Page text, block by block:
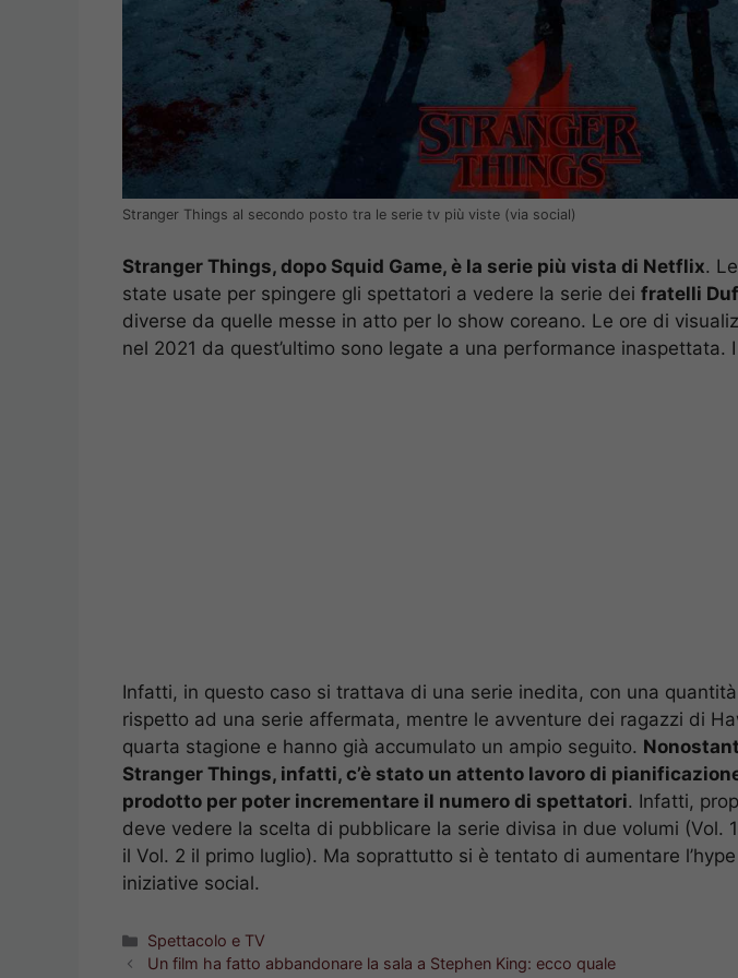
Stranger Things al secondo posto tra le serie tv più viste (via social)
Stranger Things, dopo Squid Game, è la serie più vista di Netflix.
state usate per spingere gli spettatori a vedere la serie dei fratelli
diverse da quelle messe in atto per lo show coreano. Le ore di
nel 2021 da quest’ultimo sono legate a una performance inaspettata. I
Infatti, in questo caso si trattava di una serie inedita, con una
rispetto ad una serie affermata, mentre le avventure dei ragazzi di
quarta stagione e hanno già accumulato un ampio seguito.
Stranger Things, infatti, c’è stato un attento lavoro di
prodotto per poter incrementare il numero di spettatori. Infatti,
deve vedere la scelta di pubblicare la serie divisa in due volumi (Vol.
il Vol. 2 il primo luglio). Ma soprattutto si è tentato di aumentare
iniziative social.
Categorie
Spettacolo e TV
Un film ha fatto abbandonare la sala a Stephen King: ecco quale